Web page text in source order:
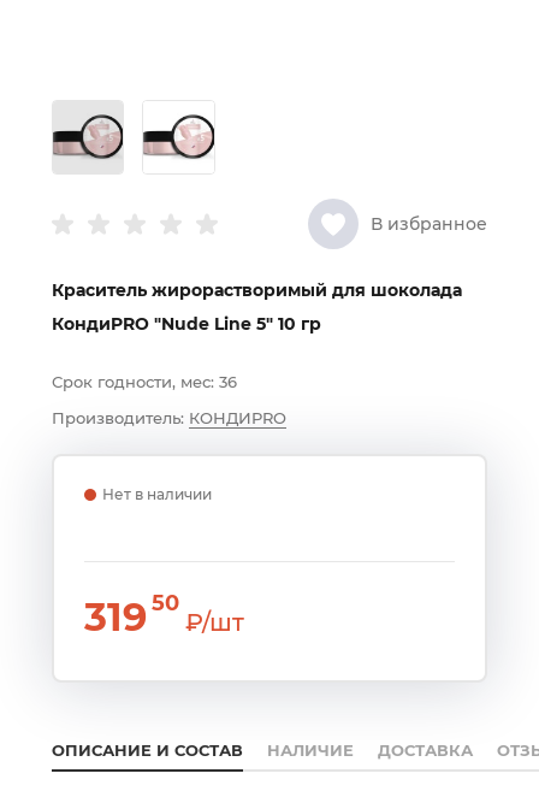
В избранное
Краситель жирорастворимый для шоколада
КондиPRO "Nude Line 5" 10 гр
Срок годности, мес: 36
Производитель: КОНДИPRO
Нет в наличии
31950
₽/шт
ОПИСАНИЕ И СОСТАВ НАЛИЧИЕ ДОСТАВКА